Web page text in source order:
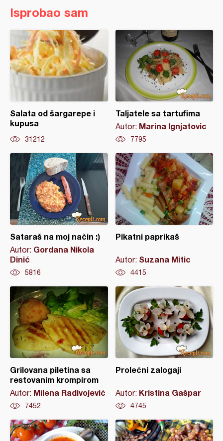
Isprobao sam
Salata od šargarepe i
kupusa
31212
Taljatele sa tartufima
Autor: Marina Ignjatovic
7795
Sataraš na moj način :)
Autor: Gordana Nikola
Dinić
5816
Pikatni paprikaš
Autor: Suzana Mitic
4415
Grilovana piletina sa
restovanim krompirom
Autor: Milena Radivojević
7452
Prolećni zalogaji
Autor: Kristina Gašpar
4745